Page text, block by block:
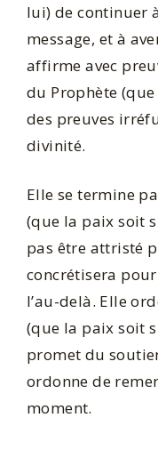
lui) de continuer
message, et à
affirme avec
du Prophète
des preuves
divinité.
Elle se termine
(que la paix soit
pas être attristé
concrétisera
l’au-delà. Elle
(que la paix soit
promet du
ordonne de
moment.